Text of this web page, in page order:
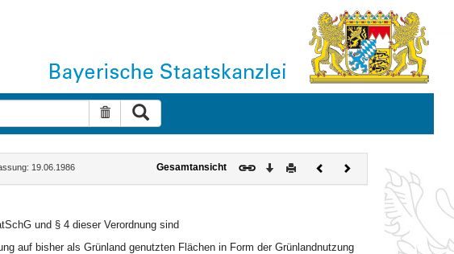
Suche zurücksetzen
19.06.1986 Gesamtansicht Download
DruckenVorherigesNächstes
Dokument
und § 4 dieser Verordnung sind
auf bisher als Grünland genutzten Flächen in Form der Grünlandnutzung